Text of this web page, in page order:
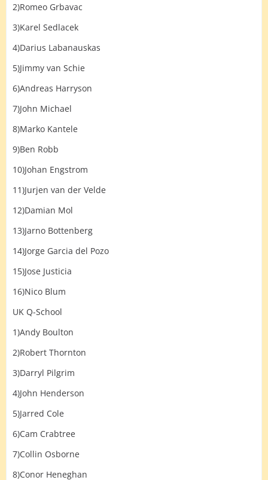
2)Romeo Grbavac
3)Karel Sedlacek
4)Darius Labanauskas
5)Jimmy van Schie
6)Andreas Harryson
7)John Michael
8)Marko Kantele
9)Ben Robb
10)Johan Engstrom
11)Jurjen van der Velde
12)Damian Mol
13)Jarno Bottenberg
14)Jorge Garcia del Pozo
15)Jose Justicia
16)Nico Blum
UK Q-School
1)Andy Boulton
2)Robert Thornton
3)Darryl Pilgrim
4)John Henderson
5)Jarred Cole
6)Cam Crabtree
7)Collin Osborne
8)Conor Heneghan